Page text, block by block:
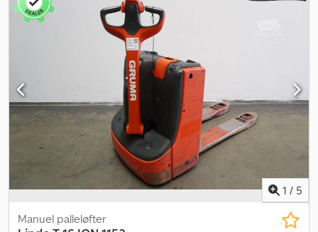
mm, brændstof: elektricitet, - Batteri uden Aquamatic-system -
Køretøjsstik MRC 160A - Vertikal batteriskift - Gaffeludførelse 540
- 1150 - 188 mm - Adgangskontrol: LFM-RFID - Linde-oplader Ion
HF, netkabellængde 2,5 m, ladekabellængde 3 m - Dataoverførsel
online - LSP 0.6 Ref.: ANL1096211 Dcjdjzkcfnepfx Antek
1 / 5
Manuel palleløfter